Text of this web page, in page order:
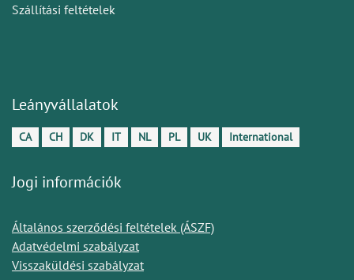
Szállítási feltételek
Leányvállalatok
CA CH DK IT NL PL UK International
Jogi információk
Általános szerződési feltételek (ÁSZF)
Adatvédelmi szabályzat
Visszaküldési szabályzat